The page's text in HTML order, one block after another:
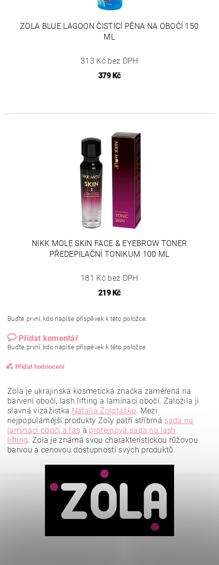
ZOLA BLUE LAGOON ČISTICÍ PĚNA NA OBOČÍ 150
ML
313 Kč bez DPH
379 Kč
NIKK MOLE SKIN FACE & EYEBROW TONER
PŘEDEPILAČNÍ TONIKUM 100 ML
181 Kč bez DPH
219 Kč
Buďte první, kdo napíše příspěvek k této položce.
Přidat komentář
Buďte první, kdo napíše příspěvek k této položce.
Přidat hodnocení
Vložením hodnocení souhlasíte sezásadami ochrany
Zola je ukrajinská kosmetická značka zaměřená na
barvení obočí, lash lifting a laminaci obočí. Založila ji
slavná vizážistka Natalia Zolotaško. Mezi
nejpopulárnější produkty Zoly patří stříbrná sada na
laminaci obočí a řas a proteinová sada na lash
lifting. Zola je známá svou charakteristickou růžovou
barvou a cenovou dostupností svých produktů.